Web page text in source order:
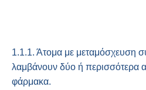
1.1.1. Άτομα με μεταμόσχευση
λαμβάνουν δύο ή περισσότερα
φάρμακα.